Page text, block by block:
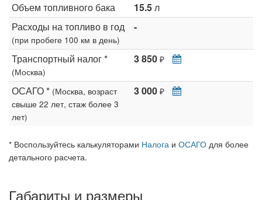
Объем топливного бака
15.5л
Расходы на топливо в год
(при пробеге 100 км в день)
-
Транспортный налог *
(Москва)
3 850 ₽
ОСАГО * (Москва, возраст
свыше 22 лет, стаж более 3
лет)
3 000 ₽
* Воспользуйтесь калькуляторами Налога и ОСАГО для более
детального расчета.
Габариты и размеры